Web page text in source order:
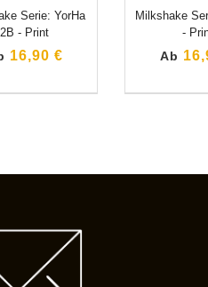
Serie: YorHa
2B - Print
16,90 €
Milkshake
-
Ab